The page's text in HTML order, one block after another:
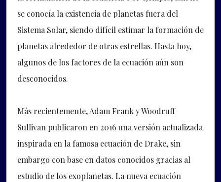
se conocía la existencia de planetas fuera del
Sistema Solar, siendo difícil estimar la formación de
planetas alrededor de otras estrellas. Hasta hoy,
algunos de los factores de la ecuación aún son
desconocidos.
Más recientemente, Adam Frank y Woodruff
Sullivan publicaron en 2016 una versión actualizada
inspirada en la famosa ecuación de Drake, sin
embargo con base en datos conocidos gracias al
estudio de los exoplanetas. La nueva ecuación